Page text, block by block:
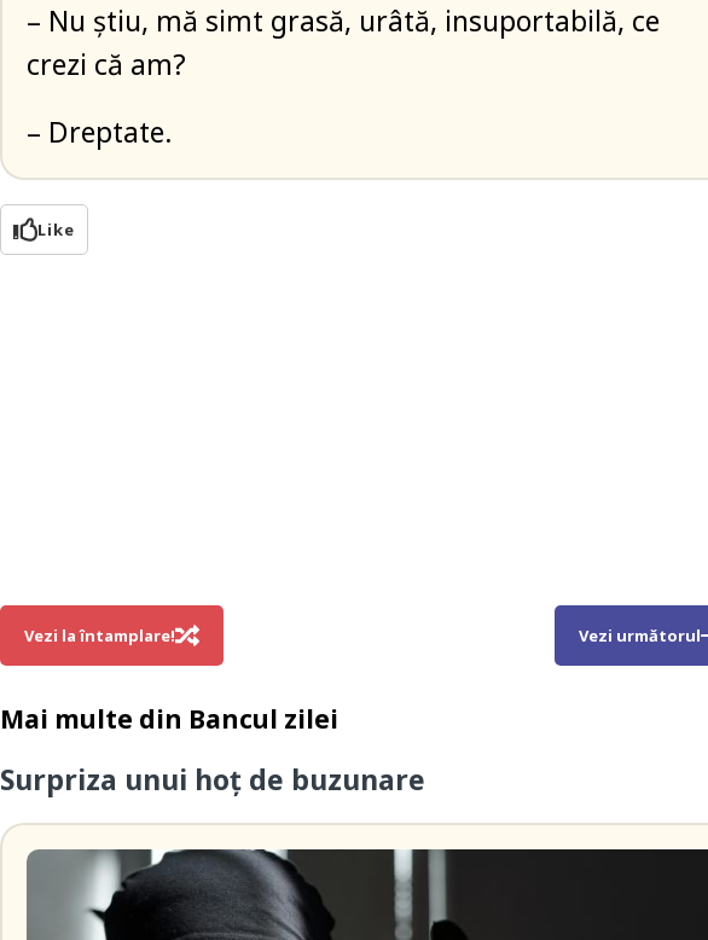
– Nu știu, mă simt grasă, urâtă, insuportabilă, ce
crezi că am?
– Dreptate.
Like
Vezi la întamplare! Vezi următorul
Mai multe din Bancul zilei
Surpriza unui hoţ de buzunare